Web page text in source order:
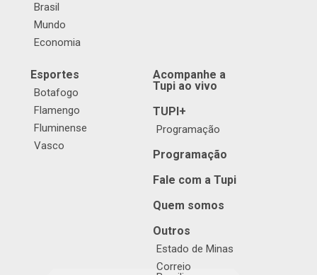
Brasil
Mundo
Economia
Esportes
Botafogo
Flamengo
Fluminense
Vasco
Acompanhe a
Tupi ao vivo
TUPI+
Programação
Programação
Fale com a Tupi
Quem somos
Outros
Estado de Minas
Correio